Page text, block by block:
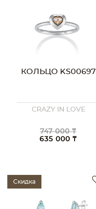
КОЛЬЦО KS00697
CRAZY IN LOVE
747 000 ₸
635 000 ₸
Скидка